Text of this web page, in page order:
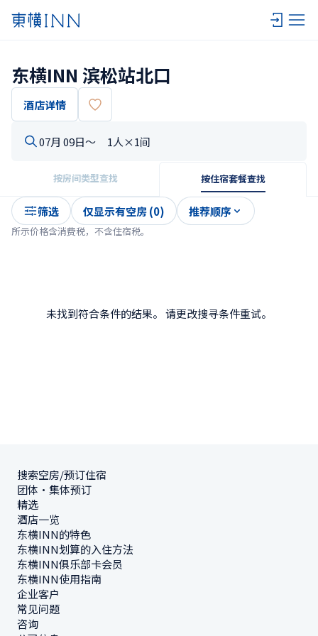
东横INN 滨松站北口
酒店详情
07月 09日〜 1人×1间
按房间类型查找 按住宿套餐查找
筛选 仅显示有空房 (0) 推荐顺序
所示价格含消费税，不含住宿税。
未找到符合条件的结果。 请更改搜寻条件重试。
搜索空房/预订住宿
团体・集体预订
精选
酒店一览
东横INN的特色
东横INN划算的入住方法
东横INN俱乐部卡会员
东横INN使用指南
企业客户
常见问题
咨询